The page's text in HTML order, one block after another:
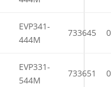
EVP341-
444M
733645
EVP331-
544M
733651